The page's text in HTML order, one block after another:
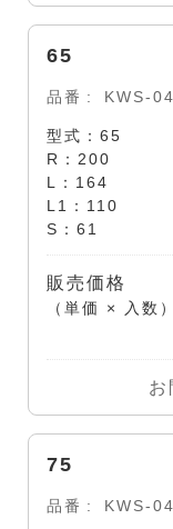
65
品番 KWS-
型式：65
R：200
L：164
L1：110
S：61
販売価格
（単価 × 入数）
お
75
品番 KWS-